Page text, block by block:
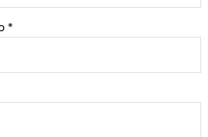
*